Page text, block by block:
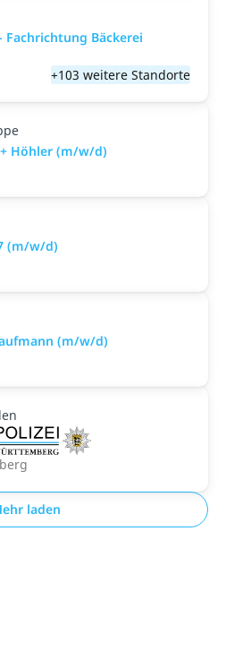
Bäckerei
+103 weitere Standorte
Höhler (m/w/d)
(m/w/d)
(m/w/d)
laden